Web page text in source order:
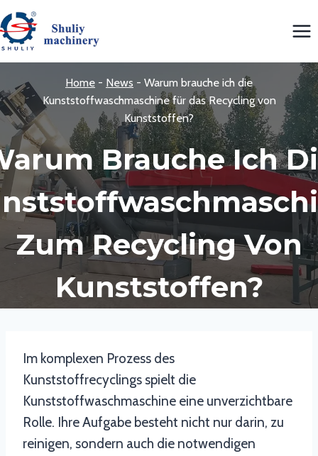
Zum
Inhalt
springen
Home - News - Warum brauche ich die
Kunststoffwaschmaschine für das Recycling von
Kunststoffen?
Brauche Ich
Zum Recycling Von
Kunststoffen?
Im komplexen Prozess des
Kunststoffrecyclings spielt die
Kunststoffwaschmaschine eine unverzichtbare
Rolle. Ihre Aufgabe besteht nicht nur darin, zu
reinigen, sondern auch die notwendigen